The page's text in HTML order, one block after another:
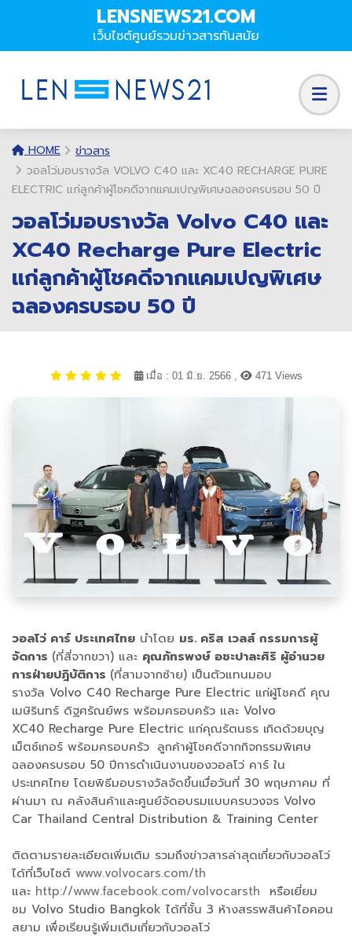
LENSNEWS21.COM
เว็บไซต์ศูนย์รวมข่าวสารทันสมัย
HOME
ข่าวสาร
วอลโว่มอบรางวัล VOLVO C40 และ XC40 RECHARGE PURE
ELECTRIC แก่ลูกค้าผู้โชคดีจากแคมเปญพิเศษฉลองครบรอบ 50 ปี
วอลโว่มอบรางวัล Volvo C40 และ
XC40 Recharge Pure Electric
แก่ลูกค้าผู้โชคดีจากแคมเปญพิเศษ
ฉลองครบรอบ 50 ปี
เมื่อ : 01 มิ.ย. 2566 , 471 Views
วอลโว่ คาร์ ประเทศไทย นำโดย มร. คริส เวลส์ กรรมการผู้
จัดการ (ที่สี่จากขวา) และ คุณภัทรพงษ์ อชะปาละศิริ ผู้อำนวย
การฝ่ายปฎิบัติการ (ที่สามจากซ้าย) เป็นตัวแทนมอบ
รางวัล Volvo C40 Recharge Pure Electric แก่ผู้โชคดี คุณ
เมษิรินทร์ ดิฐศรัณย์พร พร้อมครอบครัว และ Volvo
XC40 Recharge Pure Electric แก่คุณรัตนธร เกิดด้วยบุญ
เม็ตซ์เกอร์ พร้อมครอบครัว ลูกค้าผู้โชคดีจากกิจกรรมพิเศษ
ฉลองครบรอบ 50 ปีการดำเนินงานของวอลโว่ คาร์ ใน
ประเทศไทย โดยพิธีมอบรางวัลจัดขึ้นเมื่อวันที่ 30 พฤษภาคม ที่
ผ่านมา ณ คลังสินค้าและศูนย์จัดอบรมแบบครบวงจร Volvo
Car Thailand Central Distribution & Training Center
ติดตามรายละเอียดเพิ่มเติม รวมถึงข่าวสารล่าสุดเกี่ยวกับวอลโว่
ได้ที่เว็บไซต์ www.volvocars.com/th
และ http://www.facebook.com/volvocarsth หรือเยี่ยม
ชม Volvo Studio Bangkok ได้ที่ชั้น 3 ห้างสรรพสินค้าไอคอน
สยาม เพื่อเรียนรู้เพิ่มเติมเกี่ยวกับวอลโว่